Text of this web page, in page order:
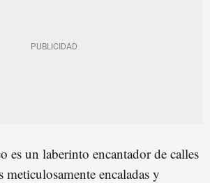
es un laberinto encantador de calles
meticulosamente encaladas y